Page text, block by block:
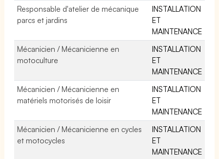
Responsable d'atelier de mécanique
parcs et jardins
INSTALLATION
ET
MAINTENANCE
Mécanicien / Mécanicienne en
motoculture
INSTALLATION
ET
MAINTENANCE
Mécanicien / Mécanicienne en
matériels motorisés de loisir
INSTALLATION
ET
MAINTENANCE
Mécanicien / Mécanicienne en cycles
et motocycles
INSTALLATION
ET
MAINTENANCE